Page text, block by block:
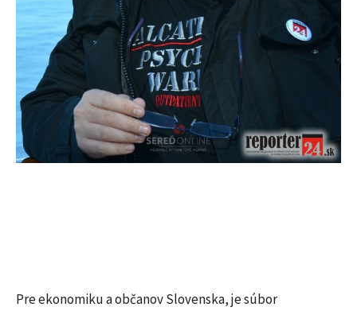
Pre ekonomiku a občanov Slovenska, je súbor